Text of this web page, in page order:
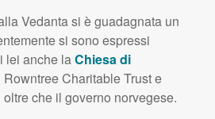
Vedanta si è guadagnata un
si sono espressi
lei anche laChiesa di
Rowntree Charitable Trust e
che il governo norvegese.